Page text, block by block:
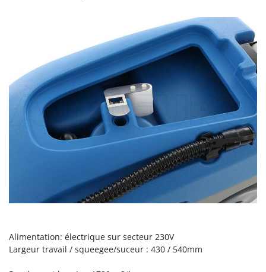
Novatec
Novital
NuAir
NuovaFac
Officine Savioli
Ompagrill
Alimentation: électrique sur secteur 230V
Largeur travail / squeegee/suceur : 430 / 540mm